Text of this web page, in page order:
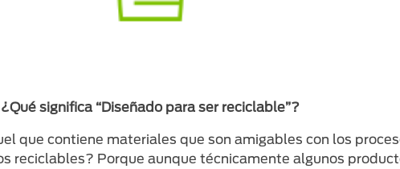
¿Qué significa “Diseñado para ser reciclable”?
que contiene materiales que son amigables con los
reciclables? Porque aunque técnicamente algunos